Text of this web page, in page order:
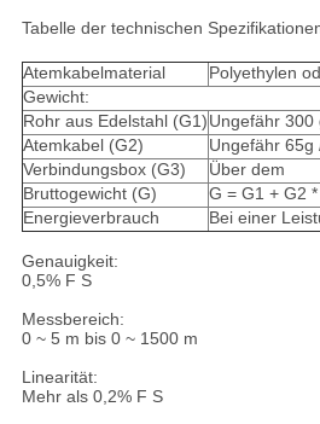
Tabelle der technischen
Atemkabelmaterial
Polyethylen
Gewicht:
Rohr aus Edelstahl (G1)Ungefähr 300
Atemkabel (G2)
Ungefähr 65g
Verbindungsbox (G3)
Über dem
Bruttogewicht (G)
G = G1 + G2
Energieverbrauch
Bei einer
Genauigkeit:
0,5% F S
Messbereich:
0 ~ 5 m bis 0 ~ 1500 m
Linearität:
Mehr als 0,2% F S